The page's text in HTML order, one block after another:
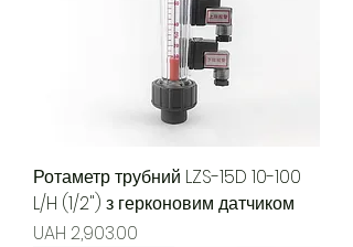
Ротаметр трубний LZS-15D 10-100
L/H (1/2") з герконовим датчиком
Price
UAH 2,903.00